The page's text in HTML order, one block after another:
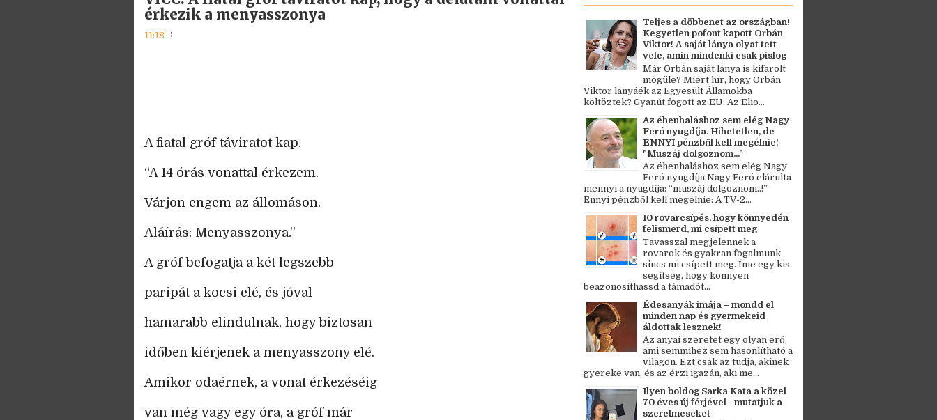
érkezik a menyasszonya
11:18
A fiatal gróf táviratot kap.
“A 14 órás vonattal érkezem.
Várjon engem az állomáson.
Aláírás: Menyasszonya.”
A gróf befogatja a két legszebb
paripát a kocsi elé, és jóval
hamarabb elindulnak, hogy biztosan
időben kiérjenek a menyasszony elé.
Amikor odaérnek, a vonat érkezéséig
van még vagy egy óra, a gróf már
Teljes a döbbenet az országban!
Kegyetlen pofont kapott Orbán
Viktor! A saját lánya olyat tett
vele, amin mindenki csak pislog
Már Orbán saját lánya is kifarolt
mögüle? Miért hír, hogy Orbán
Viktor lányáék az Egyesült Államokba
költöztek? Gyanút fogott az EU: Az Elio...
Az éhenhaláshoz sem elég Nagy
Feró nyugdíja. Hihetetlen, de
ENNYI pénzből kell megélnie!
"Muszáj dolgoznom..."
Az éhenhaláshoz sem elég Nagy
Feró nyugdíja.Nagy Feró elárulta
mennyi a nyugdíja: “muszáj dolgoznom..!”
Ennyi pénzből kell megélnie: A TV-2...
10 rovarcsípés, hogy könnyedén
felismerd, mi csípett meg
Tavasszal megjelennek a
rovarok és gyakran fogalmunk
sincs mi csípett meg. Íme egy kis
segítség, hogy könnyen
beazonosíthassd a támadót...
Édesanyák imája – mondd el
minden nap és gyermekeid
áldottak lesznek!
Az anyai szeretet egy olyan erő,
ami semmihez sem hasonlítható a
világon. Ezt csak az tudja, akinek
gyereke van, és az érzi igazán, aki me...
Ilyen boldog Sarka Kata a közel
70 éves új férjével– mutatjuk a
szerelmeseket